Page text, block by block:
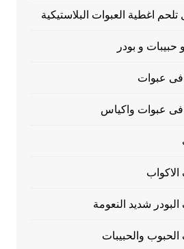
اغطية العبوات البلاستيكية
حبيبات و بودر
فى عبوات
فى عبوات واكياس
الاكواب
شديد النعومة
الحبوب والحبيبات